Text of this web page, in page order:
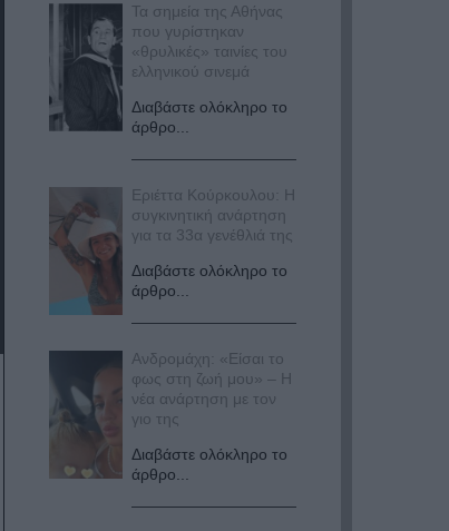
Τα σημεία της Αθήνας
που γυρίστηκαν
«θρυλικές» ταινίες του
ελληνικού σινεμά
Διαβάστε ολόκληρο το
άρθρο...
Εριέττα Κούρκουλου: Η
συγκινητική ανάρτηση
για τα 33α γενέθλιά της
Διαβάστε ολόκληρο το
άρθρο...
Ανδρομάχη: «Είσαι το
φως στη ζωή μου» – Η
νέα ανάρτηση με τον
γιο της
Διαβάστε ολόκληρο το
άρθρο...